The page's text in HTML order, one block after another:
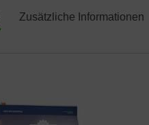
Zusätzliche Informationen